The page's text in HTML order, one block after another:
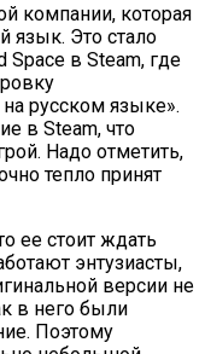
компании, которая
язык. Это стало
Space в Steam, где
русском языке».
в Steam, что
Надо отметить,
тепло принят
ее стоит ждать
энтузиасты,
версии не
в него были
Поэтому